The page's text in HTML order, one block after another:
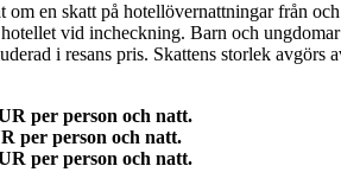
om en skatt på hotellövernattningar från
vid incheckning. Barn och
i resans pris. Skattens storlek avgörs
per person och natt.
per person och natt.